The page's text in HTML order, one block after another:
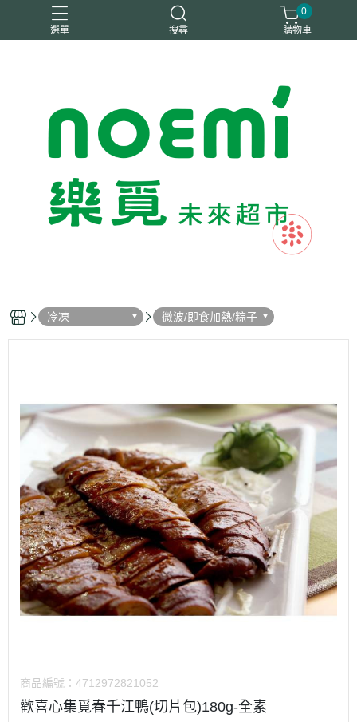
選單 搜尋
0
購物車
冷凍 微波/即食加熱/粽子
商品編號： 4712972821052
歡喜心集覓春千江鴨(切片包)180g-全素